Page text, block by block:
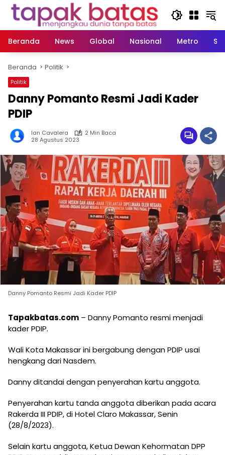
Langsung
Beranda
News Global Nasional Metro
Beranda Politik
Politik
Danny Pomanto Resmi Jadi Kader
PDIP
Ian Cavalera
2 Min Baca
28 Agustus 2023
Danny Pomanto Resmi Jadi Kader PDIP
Tapakbatas.com – Danny Pomanto resmi menjadi
kader PDIP.
Wali Kota Makassar ini bergabung dengan PDIP usai
hengkang dari Nasdem.
Danny ditandai dengan penyerahan kartu anggota.
Penyerahan kartu tanda anggota diberikan pada acara
Rakerda III PDIP, di Hotel Claro Makassar, Senin
(28/8/2023).
Selain kartu anggota, Ketua Dewan Kehormatan DPP